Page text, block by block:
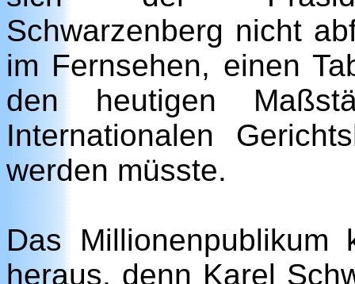
Schwarzenberg nicht
im Fernsehen, einen
den heutigen
Internationalen
werden müsste.
Das
heraus, denn Karel